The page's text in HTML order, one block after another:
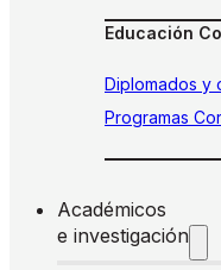
Educación
Diplomados y
Programas
Académicos
e investigación